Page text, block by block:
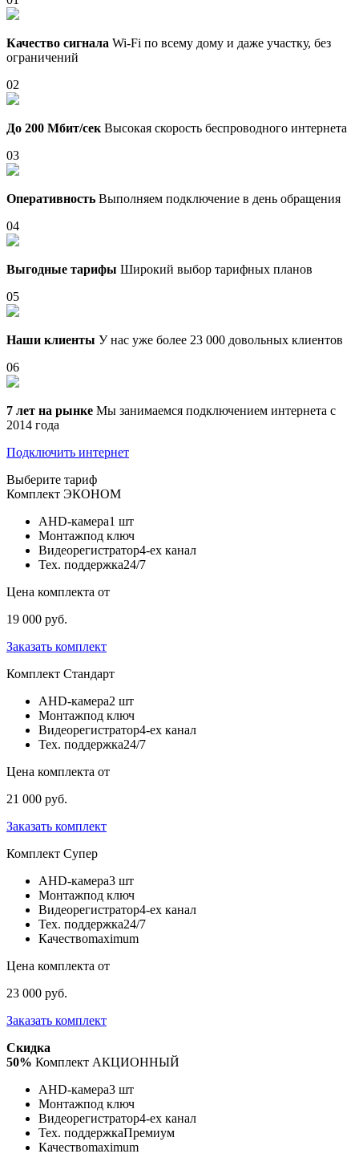
Качество сигнала Wi-Fi по всему дому и даже участку, без
ограничений
02
До 200 Мбит/сек Высокая скорость беспроводного интернета
03
Оперативность Выполняем подключение в день обращения
04
Выгодные тарифы Широкий выбор тарифных планов
05
Наши клиенты У нас уже более 23 000 довольных клиентов
06
7 лет на рынке Мы занимаемся подключением интернета с
2014 года
Подключить интернет
Выберите тариф
Комплект ЭКОНОМ
AHD-камера1 шт
Монтажпод ключ
Видеорегистратор4-ех канал
Тех. поддержка24/7
Цена комплекта от
19 000 руб.
Заказать комплект
Комплект Стандарт
AHD-камера2 шт
Монтажпод ключ
Видеорегистратор4-ех канал
Тех. поддержка24/7
Цена комплекта от
21 000 руб.
Заказать комплект
Комплект Супер
AHD-камера3 шт
Монтажпод ключ
Видеорегистратор4-ех канал
Тех. поддержка24/7
Качествоmaximum
Цена комплекта от
23 000 руб.
Заказать комплект
Скидка
50% Комплект АКЦИОННЫЙ
AHD-камера3 шт
Монтажпод ключ
Видеорегистратор4-ех канал
Тех. поддержкаПремиум
Качествоmaximum